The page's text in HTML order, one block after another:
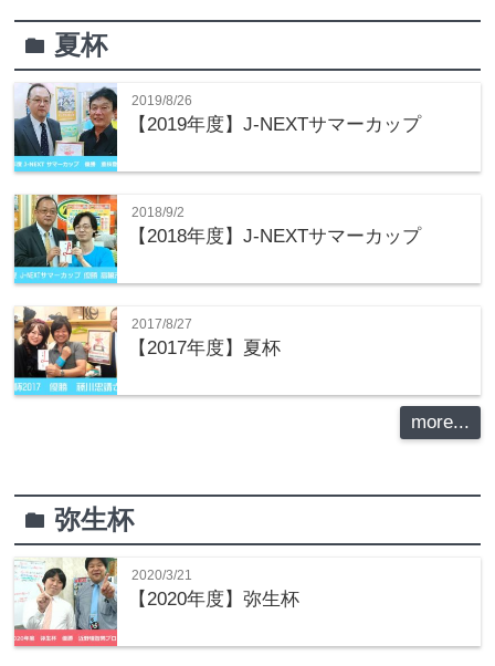
folder 夏杯
2019/8/26
【2019年度】J-NEXTサマーカップ
2018/9/2
【2018年度】J-NEXTサマーカップ
2017/8/27
【2017年度】夏杯
more...
folder 弥生杯
2020/3/21
【2020年度】弥生杯